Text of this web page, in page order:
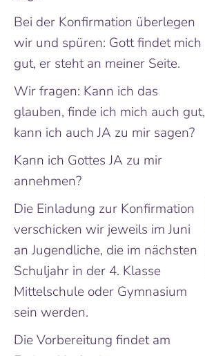
Bei der Konfirmation überlegen
wir und spüren: Gott findet mich
gut, er steht an meiner Seite.
Wir fragen: Kann ich das
glauben, finde ich mich auch gut,
kann ich auch JA zu mir sagen?
Kann ich Gottes JA zu mir
annehmen?
Die Einladung zur Konfirmation
verschicken wir jeweils im Juni
an Jugendliche, die im nächsten
Schuljahr in der 4. Klasse
Mittelschule oder Gymnasium
sein werden.
Die Vorbereitung findet am